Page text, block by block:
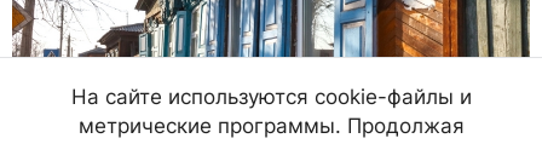
На сайте используются cookie-файлы и
метрические программы. Продолжая